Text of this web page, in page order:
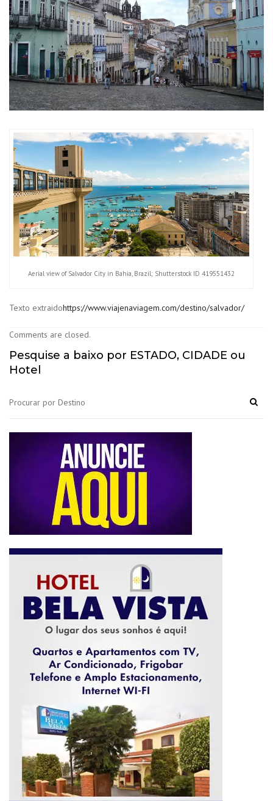
Aerial view of Salvador City in Bahia, Brazil; Shutterstock ID 419551432
Texto extraidohttps://www.viajenaviagem.com/destino/salvador/
Comments are closed.
Pesquise a baixo por ESTADO, CIDADE ou
Hotel